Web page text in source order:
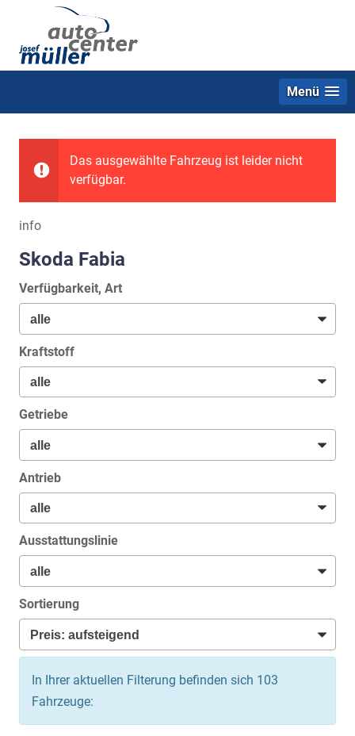
Menü
Das ausgewählte Fahrzeug ist leider nicht
verfügbar.
info
Skoda Fabia
Verfügbarkeit, Art
Kraftstoff
Getriebe
Antrieb
Ausstattungslinie
Sortierung
In Ihrer aktuellen Filterung befinden sich 103
Fahrzeuge: